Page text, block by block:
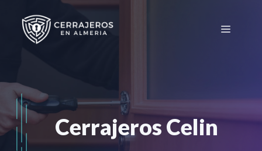
contenido
Menú
Cerrajeros Celin